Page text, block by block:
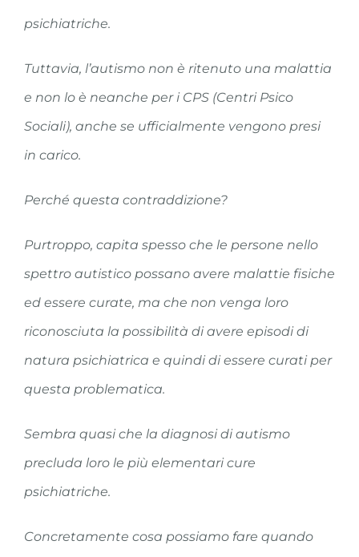
psichiatriche.
Tuttavia, l’autismo non è ritenuto una malattia
e non lo è neanche per i CPS (Centri Psico
Sociali), anche se ufficialmente vengono presi
in carico.
Perché questa contraddizione?
Purtroppo, capita spesso che le persone nello
spettro autistico possano avere malattie fisiche
ed essere curate, ma che non venga loro
riconosciuta la possibilità di avere episodi di
natura psichiatrica e quindi di essere curati per
questa problematica.
Sembra quasi che la diagnosi di autismo
precluda loro le più elementari cure
psichiatriche.
Concretamente cosa possiamo fare quando